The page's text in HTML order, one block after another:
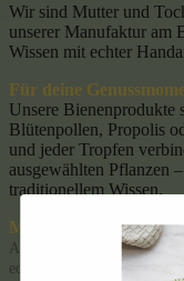
Wir sind Mutter und
unserer Manufaktur am
Wissen mit echter
Für deine
Unsere
Blütenpollen, Propolis
und jeder Tropfen
ausgewählten Pflanzen
traditionellem Wissen.
Mit Liebe in unserer
Als Imkerin &
echter Handarbeit. In